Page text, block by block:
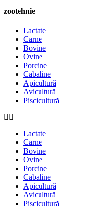
zootehnie
Lactate
Carne
Bovine
Ovine
Porcine
Cabaline
Apicultură
Avicultură
Piscicultură
Lactate
Carne
Bovine
Ovine
Porcine
Cabaline
Apicultură
Avicultură
Piscicultură